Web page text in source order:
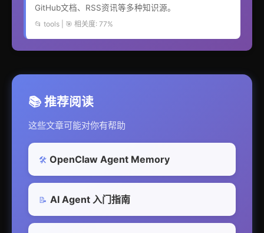
GitHub文档、RSS资讯等多种知识源。
📂 tools | 🎯 相关度: 77%
📚 推荐阅读
这些文章可能对你有帮助
🛠️ OpenClaw Agent Memory
📝 AI Agent 入门指南